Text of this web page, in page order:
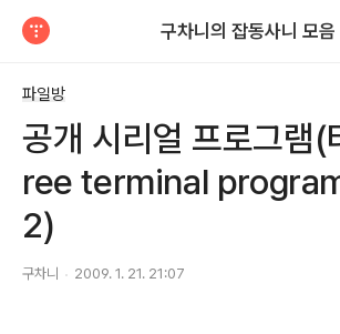
구차니의 잡동사니 모음
파일방
공개 시리얼 프로그램
ree terminal
2)
구차니 2009. 1. 21. 21:07